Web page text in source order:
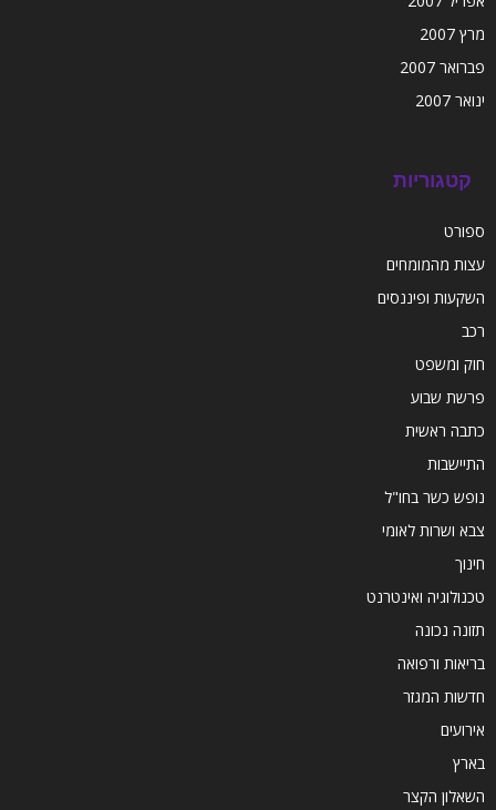
מרץ 2007
פברואר 2007
ינואר 2007
קטגוריות
ספורט
עצות מהמומחים
השקעות ופיננסים
רכב
חוק ומשפט
פרשת שבוע
כתבה ראשית
התיישבות
נופש כשר בחו"ל
צבא ושרות לאומי
חינוך
טכנולוגיה ואינטרנט
תזונה נכונה
בריאות ורפואה
חדשות המגזר
אירועים
בארץ
השאלון הקצר